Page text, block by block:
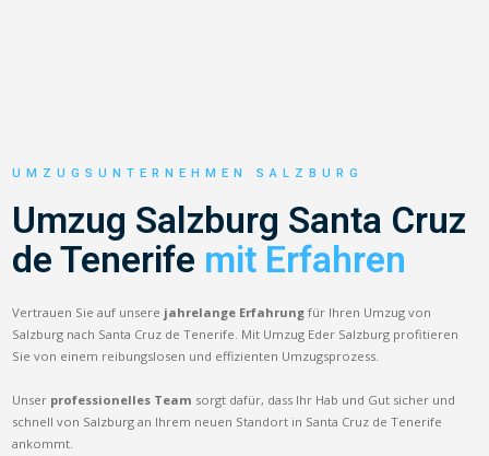
UMZUGSUNTERNEHMEN SALZBURG
Umzug Salzburg Santa Cruz
de Tenerife mit Erfahren
Vertrauen Sie auf unsere jahrelange Erfahrung für Ihren Umzug von
Salzburg nach Santa Cruz de Tenerife. Mit Umzug Eder Salzburg profitieren
Sie von einem reibungslosen und effizienten Umzugsprozess.
Unser professionelles Team sorgt dafür, dass Ihr Hab und Gut sicher und
schnell von Salzburg an Ihrem neuen Standort in Santa Cruz de Tenerife
ankommt.